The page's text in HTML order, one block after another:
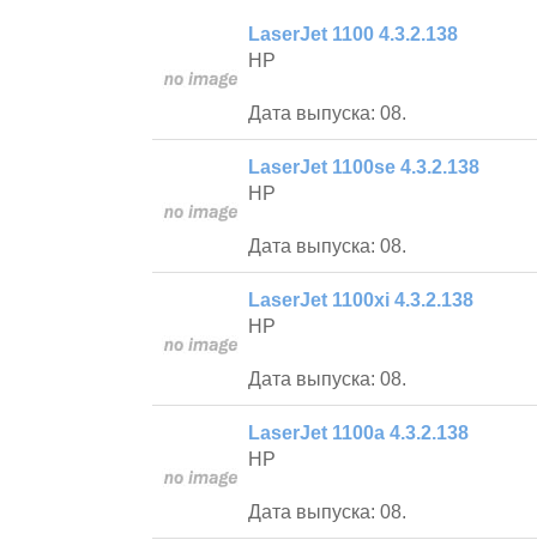
LaserJet 1100 4.3.2.138
HP
Дата выпуска: 08.
LaserJet 1100se 4.3.2.138
HP
Дата выпуска: 08.
LaserJet 1100xi 4.3.2.138
HP
Дата выпуска: 08.
LaserJet 1100a 4.3.2.138
HP
Дата выпуска: 08.